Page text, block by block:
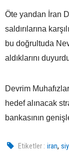
Öte yandan İran
saldırılarına
bu doğrultuda
aldıklarını
Devrim
hedef alınacak
bankasının
Etiketler : iran,